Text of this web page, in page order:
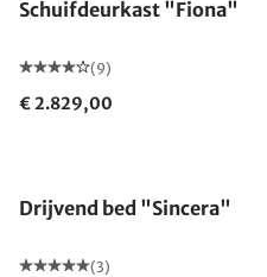
Schuifdeurkast "Fiona"
(9)
€ 2.829,00
Drijvend bed "Sincera"
(3)